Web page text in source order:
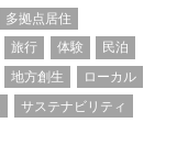
多拠点居住
旅行 体験
民泊
地方創生
ローカル
サステナビリティ